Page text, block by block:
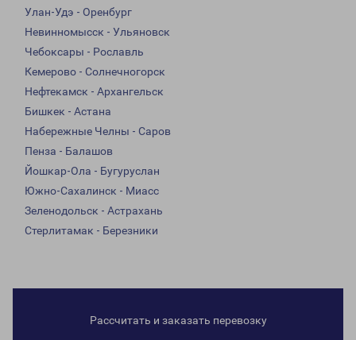
Улан-Удэ - Оренбург
Невинномысск - Ульяновск
Чебоксары - Рославль
Кемерово - Солнечногорск
Нефтекамск - Архангельск
Бишкек - Астана
Набережные Челны - Саров
Пенза - Балашов
Йошкар-Ола - Бугуруслан
Южно-Сахалинск - Миасс
Зеленодольск - Астрахань
Стерлитамак - Березники
Рассчитать и заказать перевозку